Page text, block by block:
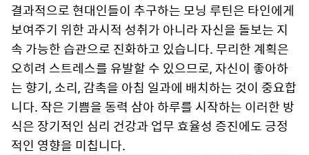
결과적으로 현대인들이 추구하는 모닝 루틴은 타인에게
보여주기 위한 과시적 성취가 아니라 자신을 돌보는 지
속 가능한 습관으로 진화하고 있습니다. 무리한 계획은
오히려 스트레스를 유발할 수 있으므로, 자신이 좋아하
는 향기, 소리, 감촉을 아침 일과에 배치하는 것이 중요합
니다. 작은 기쁨을 동력 삼아 하루를 시작하는 이러한 방
식은 장기적인 심리 건강과 업무 효율성 증진에도 긍정
적인 영향을 미칩니다.